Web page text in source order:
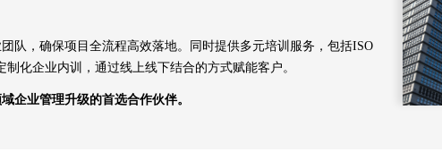
队，确保项目全流程高效落地。同时提供多元培训服务，包括ISO
化企业内训，通过线上线下结合的方式赋能客户。
企业管理升级的首选合作伙伴。